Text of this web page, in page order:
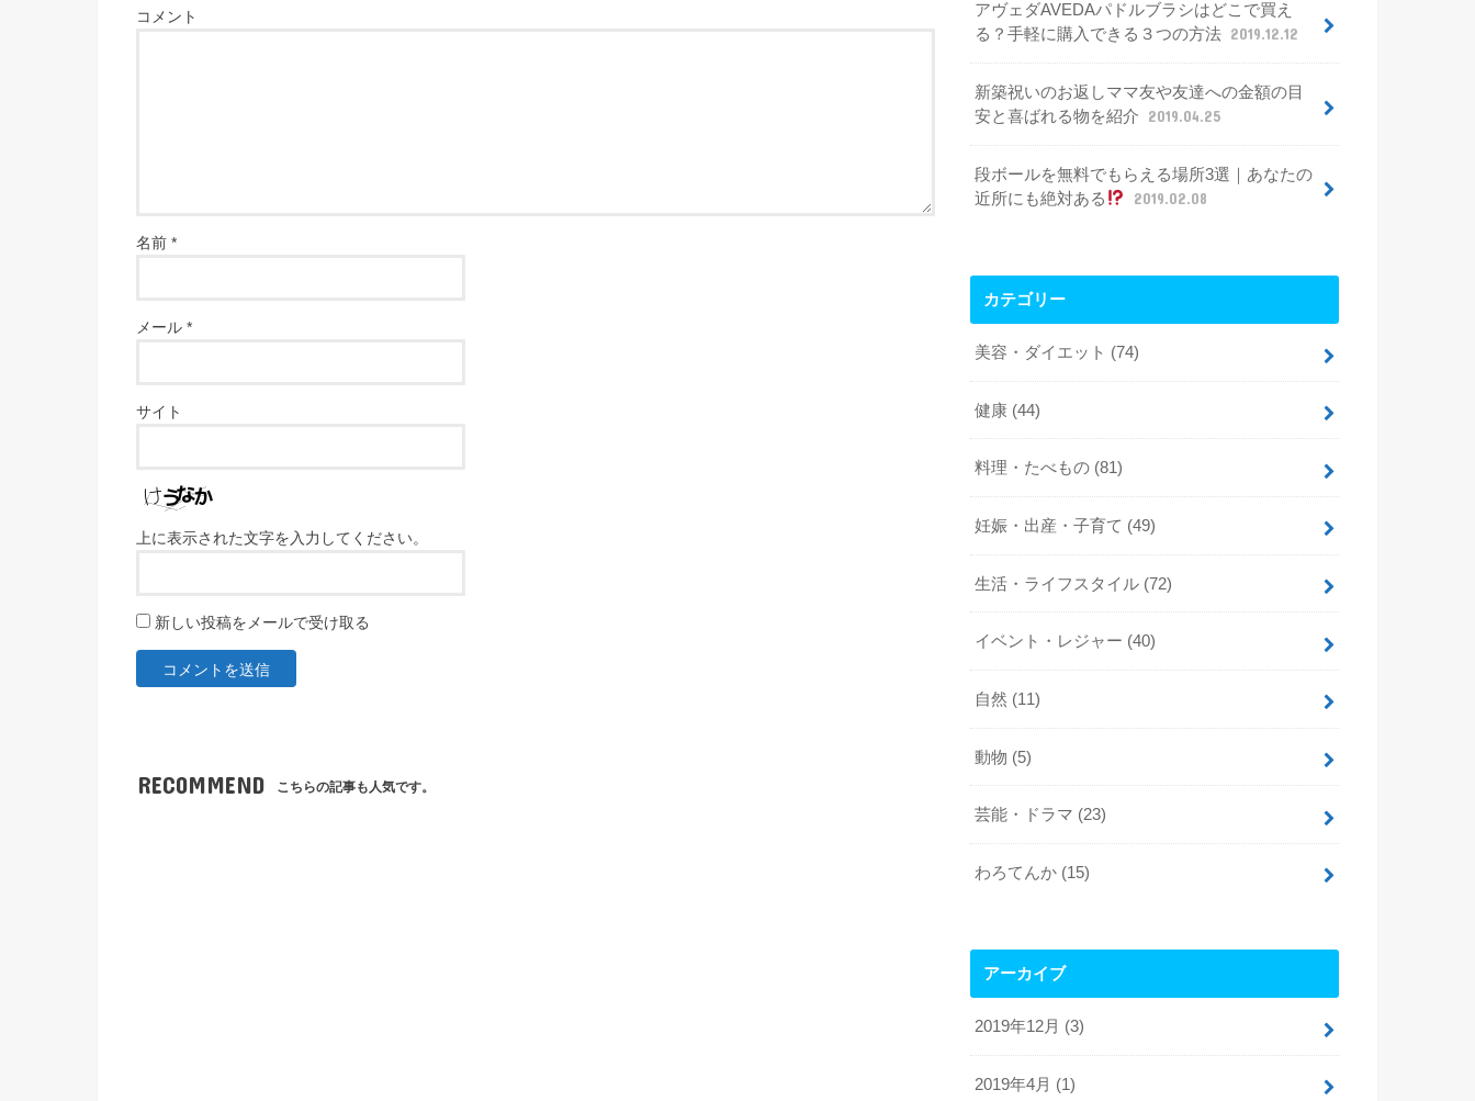
コメント
名前 *
メール *
サイト
上に表示された文字を入力してください。
新しい投稿をメールで受け取る
RECOMMEND こちらの記事も人気です。
アヴェダAVEDAパドルブラシはどこで買え
る？手軽に購入できる３つの方法 2019.12.12
新築祝いのお返しママ友や友達への金額の目
安と喜ばれる物を紹介
2019.04.25
段ボールを無料でもらえる場所3選｜あなたの
近所にも絶対ある
2019.02.08
カテゴリー
美容・ダイエット (74)
健康 (44)
料理・たべもの (81)
妊娠・出産・子育て (49)
生活・ライフスタイル (72)
イベント・レジャー (40)
自然 (11)
動物 (5)
芸能・ドラマ (23)
わろてんか (15)
アーカイブ
2019年12月 (3)
2019年4月 (1)